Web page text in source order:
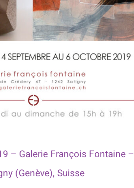
– Galerie François Fontaine –
(Genève), Suisse